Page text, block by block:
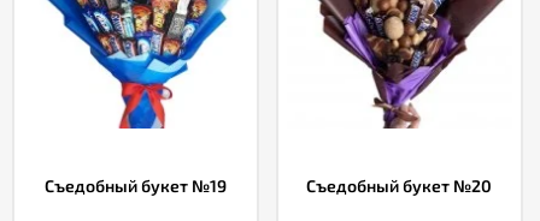
Съедобный букет №19 Съедобный букет №20